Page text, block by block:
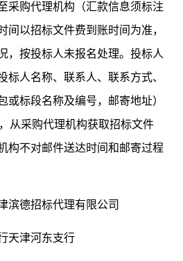
采购代理机构（汇款信息须标注
间以招标文件费到账时间为准，
，按投标人未报名处理。投标人
标人名称、联系人、联系方式、
或标段名称及编号，邮寄地址）
从采购代理机构获取招标文件
构不对邮件送达时间和邮寄过程
滨德招标代理有限公司
天津河东支行